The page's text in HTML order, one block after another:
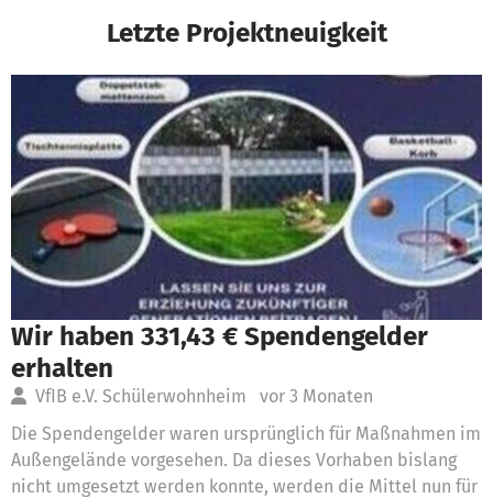
Letzte Projektneuigkeit
Wir haben 331,43 € Spendengelder
erhalten
VfIB e.V. Schülerwohnheim vor 3 Monaten
Die Spendengelder waren ursprünglich für Maßnahmen im
Außengelände vorgesehen. Da dieses Vorhaben bislang
nicht umgesetzt werden konnte, werden die Mittel nun für